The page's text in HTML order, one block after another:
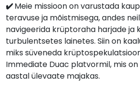
✔️Meie missioon on varustada
teravuse ja mõistmisega, andes
navigeerida krüptoraha harjade ja
turbulentsetes lainetes. Siin on
miks süveneda
Immediate Duac platvormil, mis
aastal ülevaate majakas.